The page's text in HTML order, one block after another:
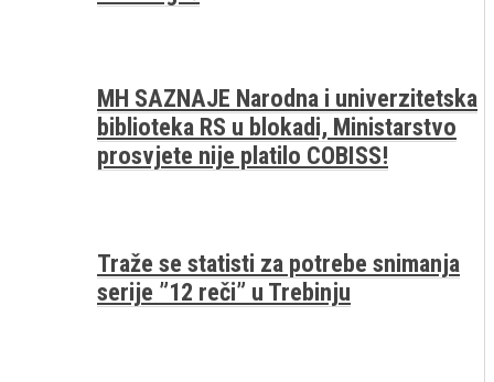
MH SAZNAJE Narodna i univerzitetska
biblioteka RS u blokadi, Ministarstvo
prosvjete nije platilo COBISS!
Traže se statisti za potrebe snimanja
serije ”12 reči” u Trebinju